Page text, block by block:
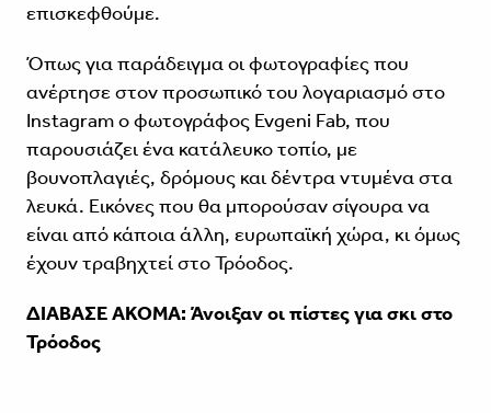
επισκεφθούμε.
Όπως για παράδειγμα οι φωτογραφίες που
ανέρτησε στον προσωπικό του λογαριασμό στο
Instagram ο φωτογράφος Evgeni Fab, που
παρουσιάζει ένα κατάλευκο τοπίο, με
βουνοπλαγιές, δρόμους και δέντρα ντυμένα στα
λευκά. Εικόνες που θα μπορούσαν σίγουρα να
είναι από κάποια άλλη, ευρωπαϊκή χώρα, κι όμως
έχουν τραβηχτεί στο Τρόοδος.
ΔΙΑΒΑΣΕ ΑΚΟΜΑ: Άνοιξαν οι πίστες για σκι στο
Τρόοδος